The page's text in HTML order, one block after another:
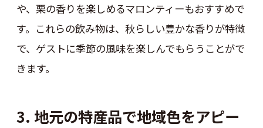
や、栗の香りを楽しめるマロンティーもおすすめで
す。これらの飲み物は、秋らしい豊かな香りが特徴
で、ゲストに季節の風味を楽しんでもらうことがで
きます。
3. 地元の特産品で地域色をアピー